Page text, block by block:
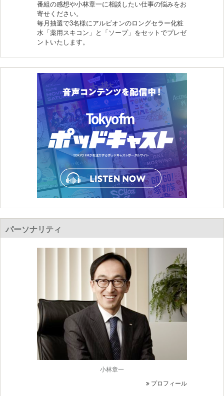
番組の感想や小林章一に相談したい仕事の悩みをお
寄せください。
毎月抽選で3名様にアルビオンのロングセラー化粧
水「薬用スキコン」と「ソープ」をセットでプレゼ
ントいたします。
パーソナリティ
小林章一
プロフィール